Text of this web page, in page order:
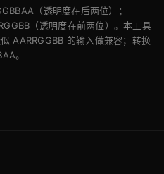
（透明度在后两位）；
（透明度在前两位）。本工具
AARRGGBB 的输入做兼容；转换
。